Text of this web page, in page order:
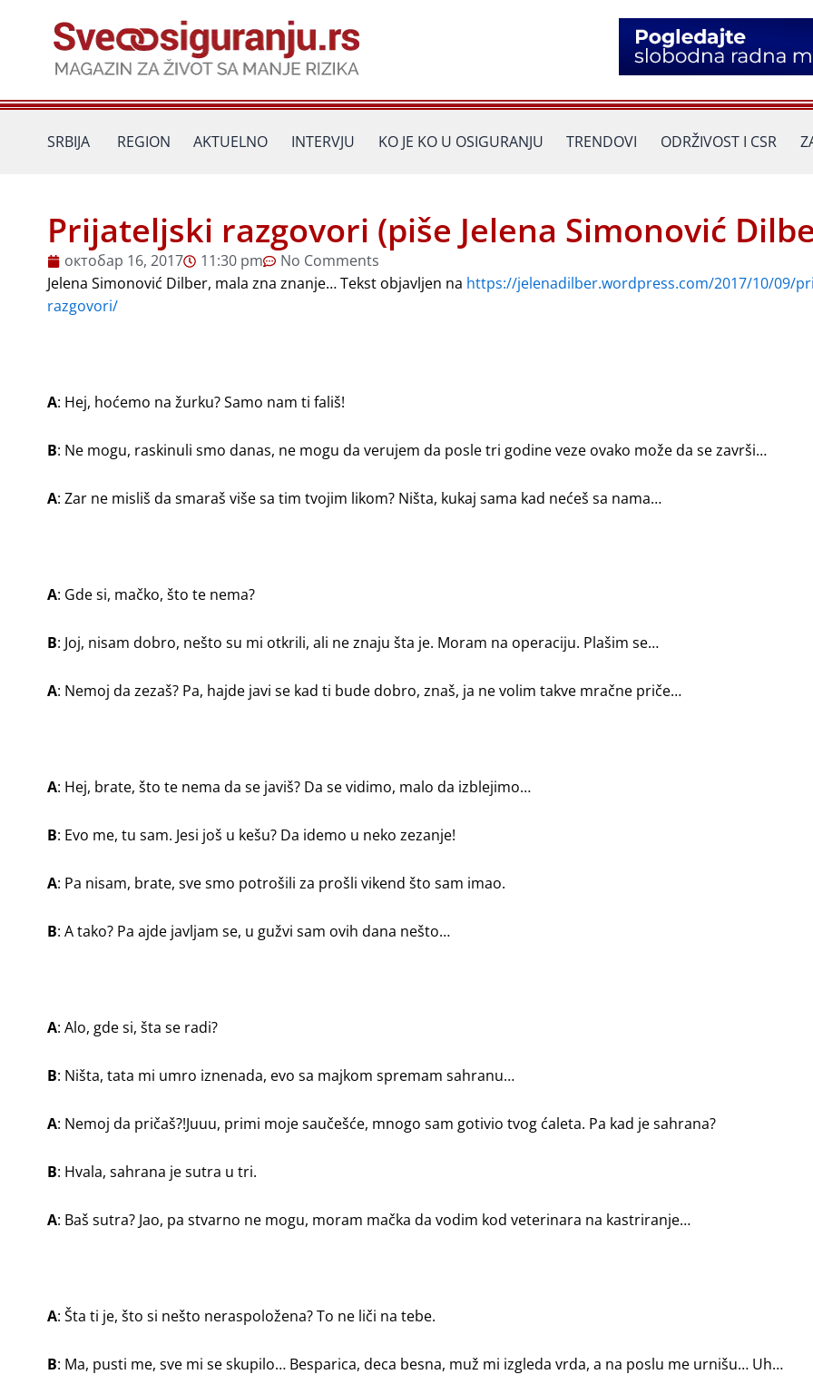
SRBIJA REGION AKTUELNO INTERVJU KO JE KO U OSIGURANJU TRENDOVI ODRŽIVOST I CSR
Prijateljski razgovori (piše Jelena Simonović
октобар 16, 2017 11:30 pm
No Comments
Jelena Simonović Dilber, mala zna znanje… Tekst objavljen na https://jelenadilber.wordpress.com/2017/10/09/
razgovori/
A: Hej, hoćemo na žurku? Samo nam ti fališ!
B: Ne mogu, raskinuli smo danas, ne mogu da verujem da posle tri godine veze ovako može da se završi…
A: Zar ne misliš da smaraš više sa tim tvojim likom? Ništa, kukaj sama kad nećeš sa nama…
A: Gde si, mačko, što te nema?
B: Joj, nisam dobro, nešto su mi otkrili, ali ne znaju šta je. Moram na operaciju. Plašim se…
A: Nemoj da zezaš? Pa, hajde javi se kad ti bude dobro, znaš, ja ne volim takve mračne priče…
A: Hej, brate, što te nema da se javiš? Da se vidimo, malo da izblejimo…
B: Evo me, tu sam. Jesi još u kešu? Da idemo u neko zezanje!
A: Pa nisam, brate, sve smo potrošili za prošli vikend što sam imao.
B: A tako? Pa ajde javljam se, u gužvi sam ovih dana nešto…
A: Alo, gde si, šta se radi?
B: Ništa, tata mi umro iznenada, evo sa majkom spremam sahranu…
A: Nemoj da pričaš?!Juuu, primi moje saučešće, mnogo sam gotivio tvog ćaleta. Pa kad je sahrana?
B: Hvala, sahrana je sutra u tri.
A: Baš sutra? Jao, pa stvarno ne mogu, moram mačka da vodim kod veterinara na kastriranje…
A: Šta ti je, što si nešto neraspoložena? To ne liči na tebe.
B: Ma, pusti me, sve mi se skupilo… Besparica, deca besna, muž mi izgleda vrda, a na poslu me urnišu… Uh…